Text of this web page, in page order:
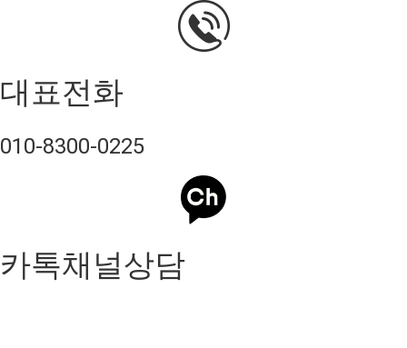
대표전화
010-8300-0225
카톡채널상담